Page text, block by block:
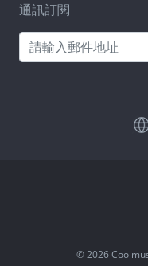
通訊訂閱
© 2026